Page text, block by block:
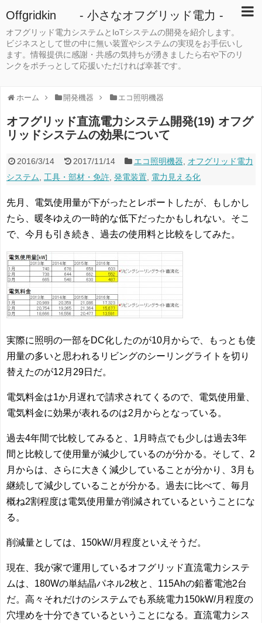
Offgridkin - 小さなオフグリッド電力 -
オフグリッド電力システムとIoTシステムの開発を紹介します。
ビジネスとして世の中に無い装置やシステムの実現をお手伝いし
ます。情報提供に感謝・共感の気持ちが湧きましたら右や下のリ
ンクをポチっとして応援いただければ幸甚です。
ホーム 開発機器 エコ照明機器
オフグリッド直流電力システム開発(19) オフグ
リッドシステムの効果について
2016/3/14 2017/11/14 エコ照明機器
オフグリッド電力
システム
工具・部材・免許 発電装置 電力見える化
先月、電気使用量が下がったとレポートしたが、もしかし
たら、暖冬ゆえの一時的な低下だったかもしれない。そこ
で、今月も引き続き、過去の使用料と比較をしてみた。
実際に照明の一部をDC化したのが10月からで、もっとも使
用量の多いと思われるリビングのシーリングライトを切り
替えたのが12月29日だ。
電気料金は1か月遅れで請求されてくるので、電気使用量、
電気料金に効果が表れるのは2月からとなっている。
過去4年間で比較してみると、1月時点でも少しは過去3年
間と比較して使用量が減少しているのが分かる。そして、2
月からは、さらに大きく減少していることが分かり、3月も
継続して減少していることが分かる。過去に比べて、毎月
概ね2割程度は電気使用量が削減されているということにな
る。
削減量としては、150kW/月程度といえそうだ。
現在、我が家で運用しているオフグリッド直流電力システ
ムは、180Wの単結晶パネル2枚と、115Ahの鉛蓄電池2台
だ。高々それだけのシステムでも系統電力150kW/月程度の
穴埋めを十分できているということになる。直流電力シス